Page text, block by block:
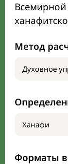
Всемирной
Метод
Форматы